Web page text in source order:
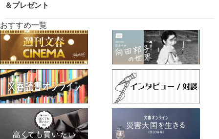
＆プレゼント
おすすめ一覧